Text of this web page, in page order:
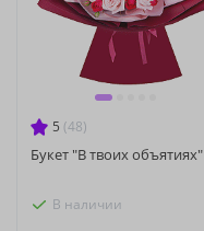
5 (48)
Букет "В твоих объятиях"
В наличии